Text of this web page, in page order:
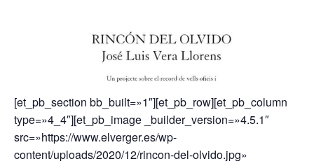
[et_pb_section bb_built=»1″][et_pb_row][et_pb_column
type=»4_4″][et_pb_image _builder_version=»4.5.1″
src=»https://www.elverger.es/wp-
content/uploads/2020/12/rincon-del-olvido.jpg»